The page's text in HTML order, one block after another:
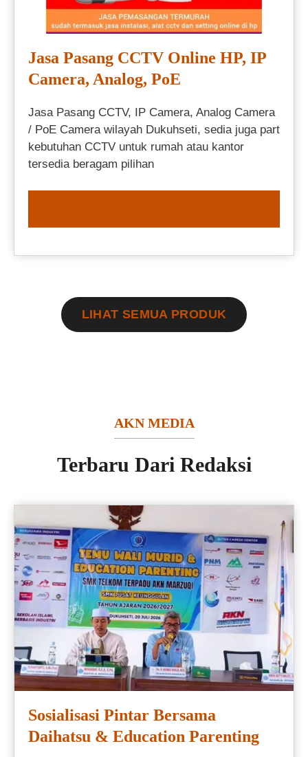
Jasa Pasang CCTV Online HP, IP
Camera, Analog, PoE
Jasa Pasang CCTV, IP Camera, Analog Camera
/ PoE Camera wilayah Dukuhseti, sedia juga part
kebutuhan CCTV untuk rumah atau kantor
tersedia beragam pilihan
LIHAT SEMUA PRODUK
AKN MEDIA
Terbaru Dari Redaksi
Sosialisasi Pintar Bersama
Daihatsu & Education Parenting